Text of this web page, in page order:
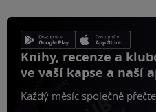
Knihy, recenze a
ve vaší kapse a naší
Každý měsíc společně